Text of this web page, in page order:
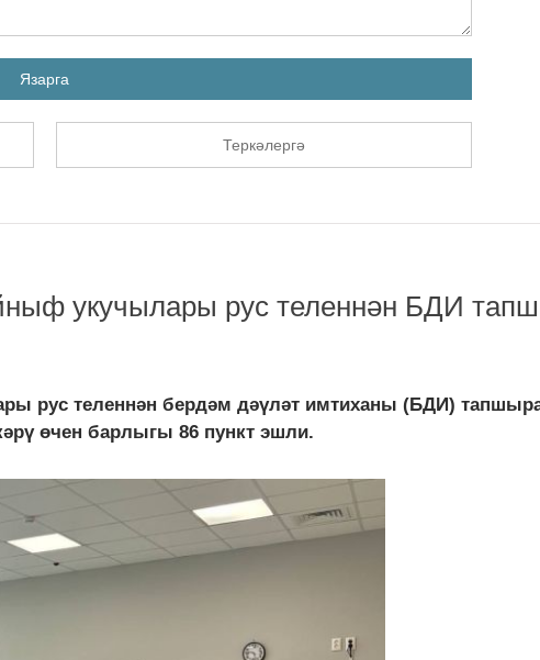
Язарга
Теркәлергә
укучылары рус теленнән БДИ
рус теленнән бердәм дәүләт имтиханы (БДИ)
өчен барлыгы 86 пункт эшли.